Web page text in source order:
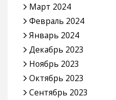
Март 2024
Февраль 2024
Январь 2024
Декабрь 2023
Ноябрь 2023
Октябрь 2023
Сентябрь 2023